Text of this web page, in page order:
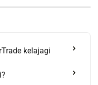
kelajagi